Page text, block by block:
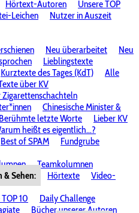
Hörtext-Autoren
Unsere TOP
Leichen
Nutzer in Auszeit
Neu überarbeitet
Neu
Lieblingstexte
Kurztexte des Tages (KdT)
Alle
über KV
Chinesische Minister &
Berühmte letzte Worte
Lieber KV
heißt es eigentlich...?
Best of SPAM
Fundgrube
Teamkolumnen
& Sehen: Hörtexte
Video-
10
Daily Challenge
Bücher unserer Autoren